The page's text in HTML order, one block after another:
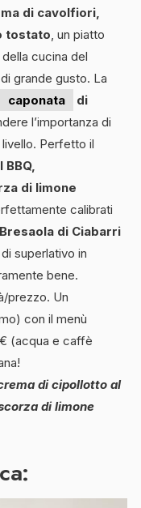
di cavolfiori,
tostato, un piatto
cucina del
grande gusto. La
caponata
di
l’importanza di
Perfetto il
di limone
calibrati
Bresaola di Ciabarri
superlativo in
bene.
prezzo. Un
con il menù
(acqua e caffè
di cipollotto al
di limone